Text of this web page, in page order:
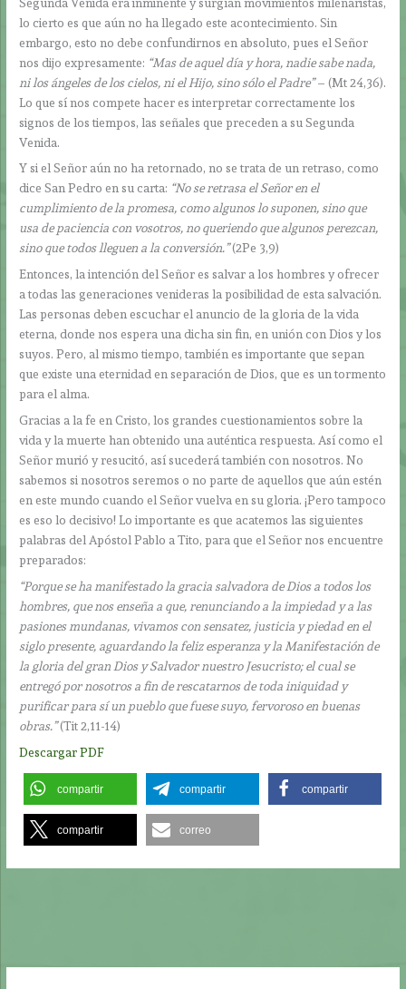
lo cierto es que aún no ha llegado este acontecimiento. Sin
embargo, esto no debe confundirnos en absoluto, pues el Señor
nos dijo expresamente: “Mas de aquel día y hora, nadie sabe nada,
ni los ángeles de los cielos, ni el Hijo, sino sólo el Padre”– (Mt 24,36).
Lo que sí nos compete hacer es interpretar correctamente los
signos de los tiempos, las señales que preceden a su Segunda
Venida.
Y si el Señor aún no ha retornado, no se trata de un retraso, como
dice San Pedro en su carta: “No se retrasa el Señor en el
cumplimiento de la promesa, como algunos lo suponen, sino que
usa de paciencia con vosotros, no queriendo que algunos perezcan,
sino que todos lleguen a la conversión.”(2Pe 3,9)
Entonces, la intención del Señor es salvar a los hombres y ofrecer
a todas las generaciones venideras la posibilidad de esta salvación.
Las personas deben escuchar el anuncio de la gloria de la vida
eterna, donde nos espera una dicha sin fin, en unión con Dios y los
suyos. Pero, al mismo tiempo, también es importante que sepan
que existe una eternidad en separación de Dios, que es un tormento
para el alma.
Gracias a la fe en Cristo, los grandes cuestionamientos sobre la
vida y la muerte han obtenido una auténtica respuesta. Así como el
Señor murió y resucitó, así sucederá también con nosotros. No
sabemos si nosotros seremos o no parte de aquellos que aún estén
en este mundo cuando el Señor vuelva en su gloria. ¡Pero tampoco
es eso lo decisivo! Lo importante es que acatemos las siguientes
palabras del Apóstol Pablo a Tito, para que el Señor nos encuentre
preparados:
“Porque se ha manifestado la gracia salvadora de Dios a todos los
hombres, que nos enseña a que, renunciando a la impiedad y a las
pasiones mundanas, vivamos con sensatez, justicia y piedad en el
siglo presente, aguardando la feliz esperanza y la Manifestación de
la gloria del gran Dios y Salvador nuestro Jesucristo; el cual se
entregó por nosotros a fin de rescatarnos de toda iniquidad y
purificar para sí un pueblo que fuese suyo, fervoroso en buenas
obras.”(Tit 2,11-14)
Descargar PDF
compartir compartir compartir
compartir correo